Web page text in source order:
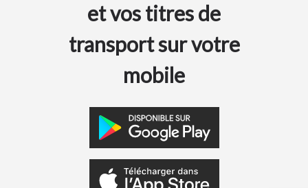
et vos titres de
transport sur votre
mobile